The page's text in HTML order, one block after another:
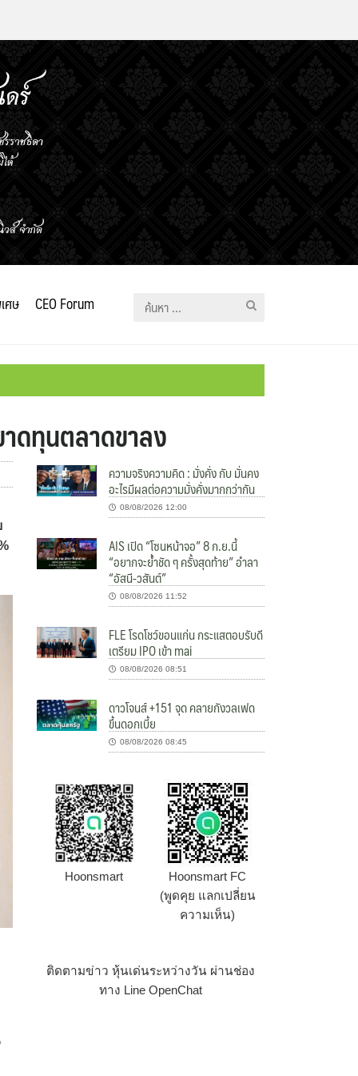
ศษ CEO Forum
ค้นหา
ดทุนตลาดขาลง
ความจริงความคิด : มั่งคั่ง กับ มั่นคง
อะไรมีผลต่อความมั่งคั่งมากกว่ากัน
08/08/2026 12:00
AIS เปิด “โซนหน้าจอ” 8 ก.ย.นี้
“อยากจะย้ำชัด ๆ ครั้งสุดท้าย” อำลา
“อัสนี-วสันต์”
08/08/2026 11:52
FLE โรดโชว์ขอนแก่น กระแสตอบรับดี
เตรียม IPO เข้า mai
08/08/2026 08:51
ดาวโจนส์ +151 จุด คลายกังวลเฟด
ขึ้นดอกเบี้ย
08/08/2026 08:45
Hoonsmart
Hoonsmart FC
(พูดคุย แลกเปลี่ยน
ความเห็น)
ติดตามข่าว หุ้นเด่นระหว่างวัน ผ่านช่อง
ทาง Line OpenChat